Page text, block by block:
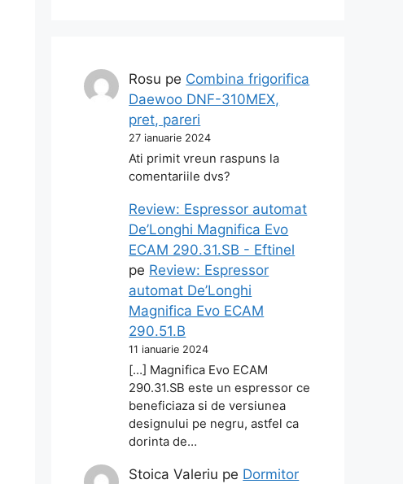
Rosu pe Combina frigorifica
Daewoo DNF-310MEX,
pret, pareri
27 ianuarie 2024
Ati primit vreun raspuns la
comentariile dvs?
Review: Espressor automat
De’Longhi Magnifica Evo
ECAM 290.31.SB - Eftinel
pe Review: Espressor
automat De’Longhi
Magnifica Evo ECAM
290.51.B
11 ianuarie 2024
[…] Magnifica Evo ECAM
290.31.SB este un espressor ce
beneficiaza si de versiunea
designului pe negru, astfel ca
dorinta de…
Stoica Valeriu pe Dormitor